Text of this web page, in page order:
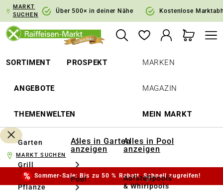
Zur Hauptnavigation springen
MARKT
SUCHEN
Über 500× in deiner Nähe Kostenlose
SORTIMENT PROSPEKT
ANGEBOTE
THEMENWELTEN
MARKEN
MAGAZIN
MEIN MARKT
Garten
Grill
Pflanze
Alles in Garten
anzeigen
Pool
Alles in Pool
anzeigen
Aufstellpools
& Whirlpools
MARKT SUCHEN
Sommer-Sale: Bis zu 50 % Rabatt. Schnell zugreifen!